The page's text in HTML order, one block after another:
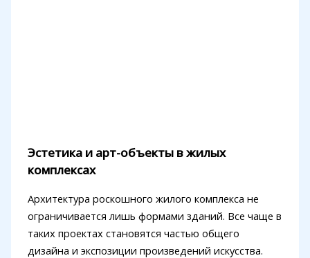
Эстетика и арт-объекты в жилых
комплексах
Архитектура роскошного жилого комплекса не
ограничивается лишь формами зданий. Все чаще в
таких проектах становятся частью общего
дизайна и экспозиции произведений искусства.